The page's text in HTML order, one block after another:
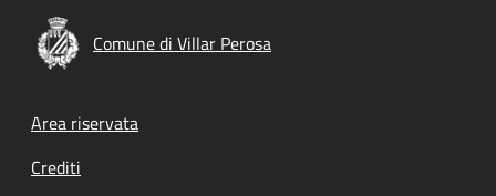
Comune di Villar Perosa
Footer menu
Area riservata
Crediti